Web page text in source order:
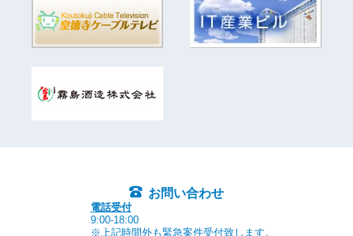
お問い合わせ
電話受付
9:00-18:00
※上記時間外も緊急案件受付致します。